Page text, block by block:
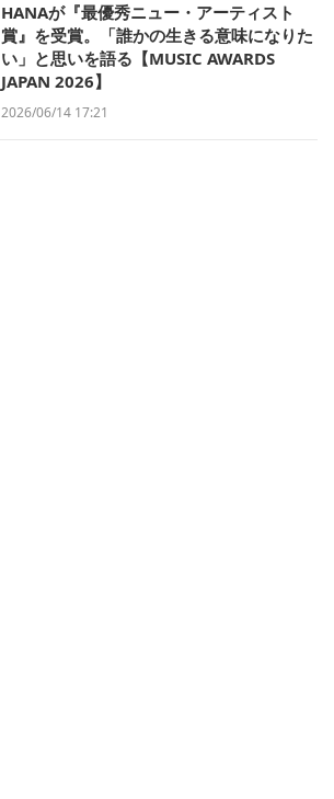
HANAが『最優秀ニュー・アーティスト
賞』を受賞。「誰かの生きる意味になりた
い」と思いを語る【MUSIC AWARDS
JAPAN 2026】
2026/06/14 17:21